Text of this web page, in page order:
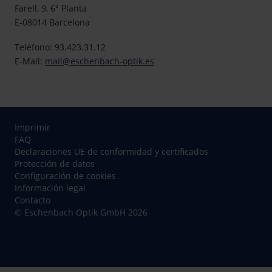
Farell, 9, 6° Planta
E-08014 Barcelona
Teléfono: 93.423.31.12
E-Mail: mail@eschenbach-optik.es
© Eschenbach Optik GmbH 2026
Imprimir
FAQ
Declaraciones UE de conformidad y certificados
Protección de datos
Configuración de cookies
Información legal
Contacto